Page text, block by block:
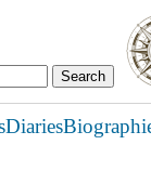
Diaries